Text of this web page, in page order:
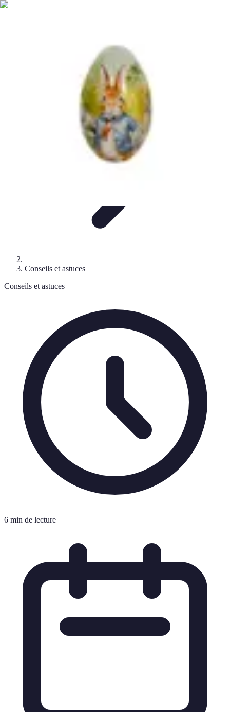
Chocolats de Pâques
Conseils et astuces
Conseils et astuces
6 min de lecture